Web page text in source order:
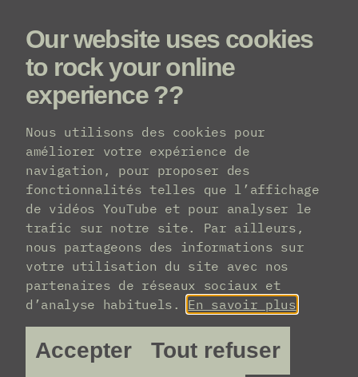
Menu
Inventis
de BRDCST. Cliquez ici si
BRDCST 2026, c’était
ça.
Our website uses cookies
to rock your online
experience ??
Nous utilisons des cookies pour
améliorer votre expérience de
navigation, pour proposer des
fonctionnalités telles que l’affichage
de vidéos YouTube et pour analyser le
trafic sur notre site. Par ailleurs,
nous partageons des informations sur
votre utilisation du site avec nos
partenaires de réseaux sociaux et
d’analyse habituels. En savoir plus
Accepter
Tout refuser